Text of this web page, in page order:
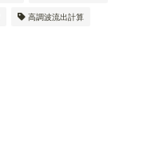
高調波流出計算